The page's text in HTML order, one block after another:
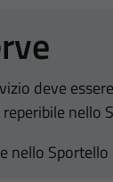
deve
nello
nello